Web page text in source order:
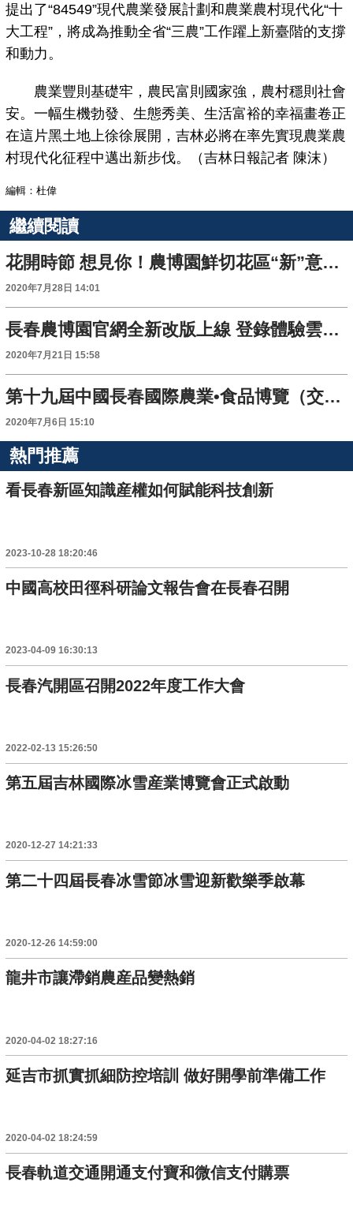
提出了“84549”現代農業發展計劃和農業農村現代化“十
大工程”，將成為推動全省“三農”工作躍上新臺階的支撐
和動力。
農業豐則基礎牢，農民富則國家強，農村穩則社會
安。一幅生機勃發、生態秀美、生活富裕的幸福畫卷正
在這片黑土地上徐徐展開，吉林必將在率先實現農業農
村現代化征程中邁出新步伐。（吉林日報記者 陳沫）
編輯：杜偉
繼續閱讀
花開時節 想見你！農博園鮮切花區“新”意滿滿
2020年7月28日 14:01
長春農博園官網全新改版上線 登錄體驗雲上農博會
2020年7月21日 15:58
第十九屆中國長春國際農業•食品博覽（交易）會將於8月14日舉行
2020年7月6日 15:10
熱門推薦
看長春新區知識産權如何賦能科技創新
2023-10-28 18:20:46
中國高校田徑科研論文報告會在長春召開
2023-04-09 16:30:13
長春汽開區召開2022年度工作大會
2022-02-13 15:26:50
第五屆吉林國際冰雪産業博覽會正式啟動
2020-12-27 14:21:33
第二十四屆長春冰雪節冰雪迎新歡樂季啟幕
2020-12-26 14:59:00
龍井市讓滯銷農産品變熱銷
2020-04-02 18:27:16
延吉市抓實抓細防控培訓 做好開學前準備工作
2020-04-02 18:24:59
長春軌道交通開通支付寶和微信支付購票